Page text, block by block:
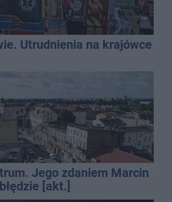
Utrudnienia na krajówce
Jego zdaniem Marcin
[akt.]